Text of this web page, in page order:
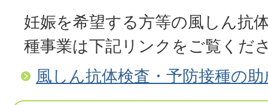
妊娠を希望する方等の風しん抗
種事業は下記リンクをご覧くだ
風しん抗体検査・予防接種の助